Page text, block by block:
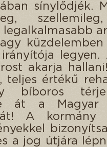
sínylődjék.
legyen.
akarja
teljes értékű
bíboros
át a Magyar
A kormány
a jog útjára